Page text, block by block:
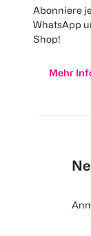
Abonniere
WhatsApp
Shop!
Mehr